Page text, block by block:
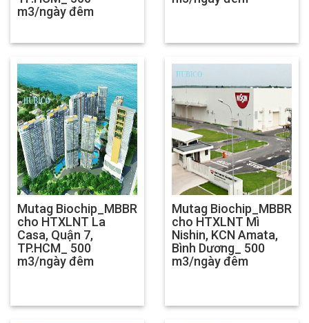
m3/ngày đêm
Mutag Biochip_MBBR
cho HTXLNT La
Casa, Quận 7,
TP.HCM_ 500
m3/ngày đêm
Mutag Biochip_MBBR
cho HTXLNT Mì
Nishin, KCN Amata,
Bình Dương_ 500
m3/ngày đêm